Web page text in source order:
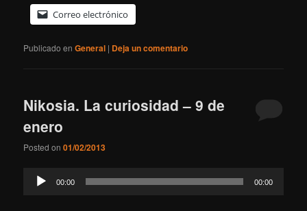
Correo electrónico
Publicado en General | Deja un comentario
Nikosia. La curiosidad – 9 de
enero
Posted on01/02/2013
Reproductor
00:00 00:00